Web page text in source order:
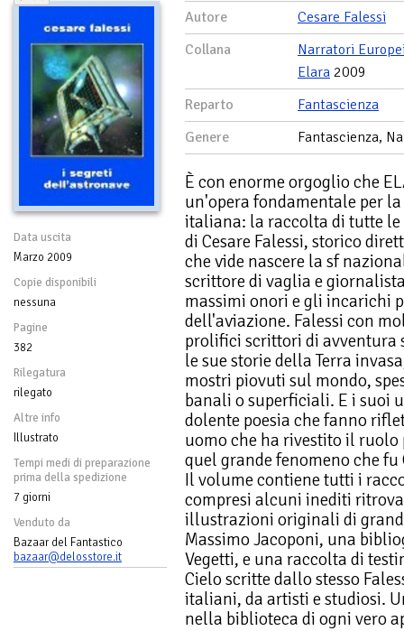
Data uscita
Marzo 2009
Copie disponibili
nessuna
Pagine
382
Rilegatura
rilegato
Altre info
Illustrato
Tempi medi di preparazione
prima della spedizione
7 giorni
Venduto da
Bazaar del Fantastico
bazaar@delosstore.it
Autore
Cesare Falessi
Collana
Narratori
Elara 2009
Reparto
Fantascienza
Genere
Fantascienza,
È con enorme orgoglio che
un'opera fondamentale per
italiana: la raccolta di tutte
di Cesare Falessi, storico
che vide nascere la sf
scrittore di vaglia e
massimi onori e gli incarichi
dell'aviazione. Falessi con
prolifici scrittori di avventura
le sue storie della Terra
mostri piovuti sul mondo,
banali o superficiali. E i suoi
dolente poesia che fanno
uomo che ha rivestito il
quel grande fenomeno che
Il volume contiene tutti i
compresi alcuni inediti
illustrazioni originali di
Massimo Jacoponi, una
Vegetti, e una raccolta di
Cielo scritte dallo stesso
italiani, da artisti e studiosi.
nella biblioteca di ogni vero